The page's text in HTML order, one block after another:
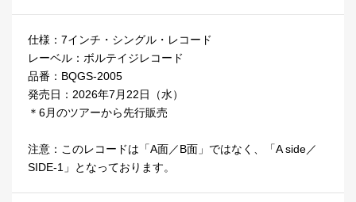
仕様：7インチ・シングル・レコード
レーベル：ボルテイジレコード
品番：BQGS-2005
発売日：2026年7月22日（水）
＊6月のツアーから先行販売
注意：このレコードは「A面／B面」ではなく、「A side／
SIDE-1」となっております。